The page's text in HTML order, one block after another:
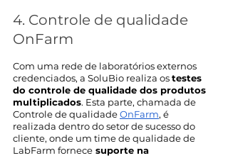
4. Controle de qualidade
OnFarm
Com uma rede de laboratórios externos
credenciados, a SoluBio realiza os testes
do controle de qualidade dos produtos
multiplicados. Esta parte, chamada de
Controle de qualidade OnFarm, é
realizada dentro do setor de sucesso do
cliente, onde um time de qualidade de
LabFarm fornece suporte na